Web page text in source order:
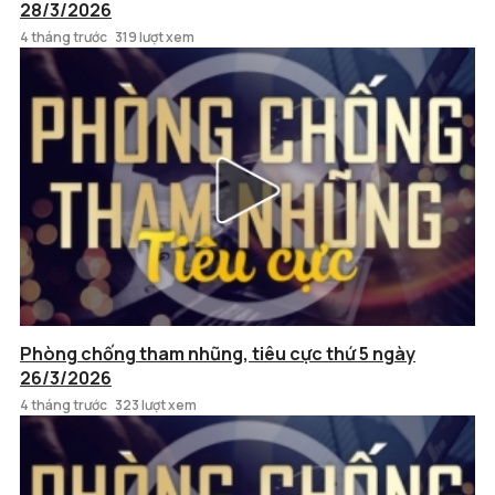
28/3/2026
4 tháng trước 319 lượt xem
Phòng chống tham nhũng, tiêu cực thứ 5 ngày
26/3/2026
4 tháng trước 323 lượt xem